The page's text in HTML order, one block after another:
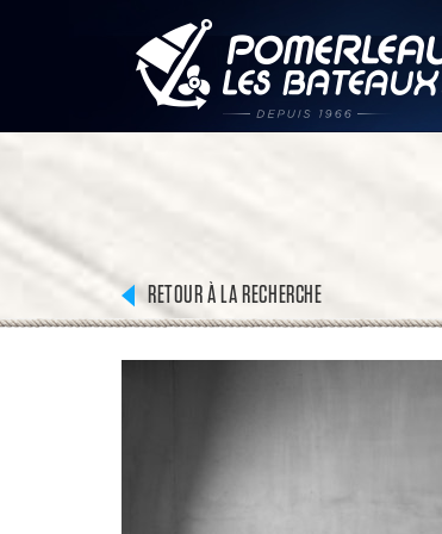
RETOUR À LA RECHERCHE